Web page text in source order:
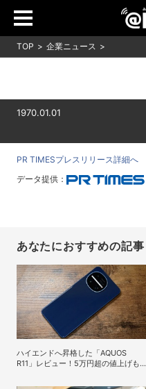
TOP 企業ニュース
1970.01.01
PR TIMESプレスリリース詳細へ
データ提供：
あなたにおすすめの記事
ハイエンドへ昇格した「AQUOS
R11」レビュー！5万円超の値上げも納